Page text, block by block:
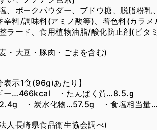
、ポークパウダー、ブドウ糖、脱脂粉乳
辛料/調味料(アミノ酸等)、着色料(カラメ
ラード、食用植物油脂/酸化防止剤(ビタ
・大豆・豚肉・ごまを含む)
表示1食(96g)あたり】
ー…466kcal ・たんぱく質…8.5.g
・炭水化物…57.5g ・食塩相当量…
人長崎県食品衛生協会調べ)